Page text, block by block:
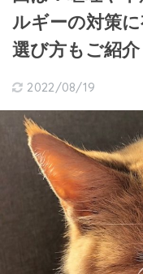
ルギーの対策
選び方もご紹介
2022/08/19